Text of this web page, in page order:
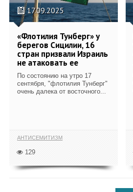
17.09.2025
«Флотилия Тунберг» у
берегов Сицилии, 16
стран призвали Израиль
не атаковать ее
По состоянию на утро 17
сентября, "флотилия Тунберг"
очень далека от восточного...
АНТИСЕМИТИЗМ
129